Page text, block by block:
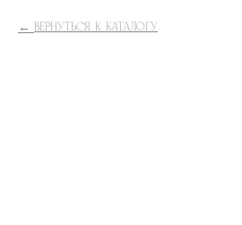
ВЕРНУТЬСЯ К КАТАЛОГУ